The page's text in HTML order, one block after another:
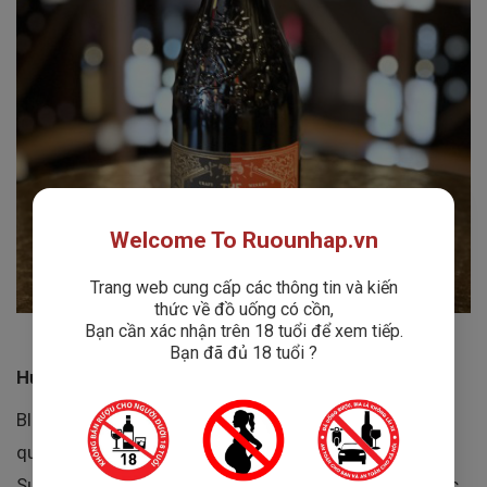
Hương Vị – Mùi Vị Đặc Trưng
Black & White Mas De Louis nổi bật với hương thơm
quyến rũ từ trái anh đào, dâu rừng, gỗ sồi và việt quất.
Welcome To Ruounhap.vn
Trang web cung cấp các thông tin và kiến
thức về đồ uống có cồn,
Bạn cần xác nhận trên 18 tuổi để xem tiếp.
Bạn đã đủ 18 tuổi ?